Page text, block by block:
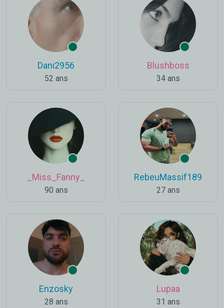
Dani2956
52 ans
Blushboss
34 ans
_Miss_Fanny_
90 ans
RebeuMassif189
27 ans
Enzosky
28 ans
Lupaa
31 ans